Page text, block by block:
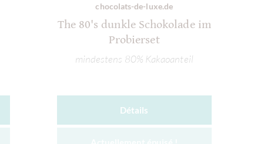
chocolats-de-luxe.de
The 80's dunkle Schokolade im
Probierset
mindestens 80% Kakaoanteil
Détails